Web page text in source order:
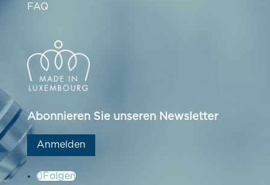
FAQ
Abonnieren Sie unseren Newsletter
Anmelden
Folgen